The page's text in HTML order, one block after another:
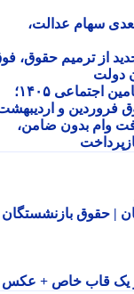
سهام عدالت،
۱۴۰۵؛ خبر جدید از ترمیم حقوق، فوق
زمان نهایی پرداخت معوقات بازنشستگان تامین اجتماعی ۱۴۰۵؛
و اردیبهشت
وام بدون ضامن،
حقوق بازنشستگان
قاب خاص + عکس